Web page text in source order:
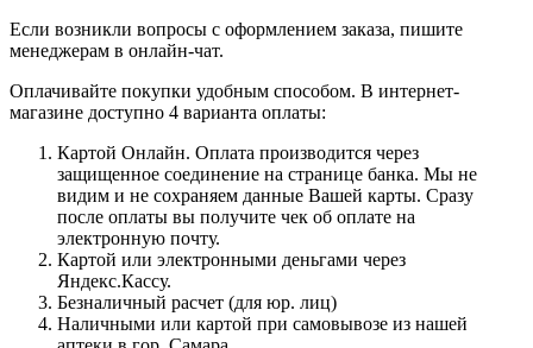
Если возникли вопросы с оформлением заказа, пишите
менеджерам в онлайн-чат.
Оплачивайте покупки удобным способом. В интернет-
магазине доступно 4 варианта оплаты:
Картой Онлайн. Оплата производится через
защищенное соединение на странице банка. Мы не
видим и не сохраняем данные Вашей карты. Сразу
после оплаты вы получите чек об оплате на
электронную почту.
Картой или электронными деньгами через
Яндекс.Кассу.
Безналичный расчет (для юр. лиц)
Наличными или картой при самовывозе из нашей